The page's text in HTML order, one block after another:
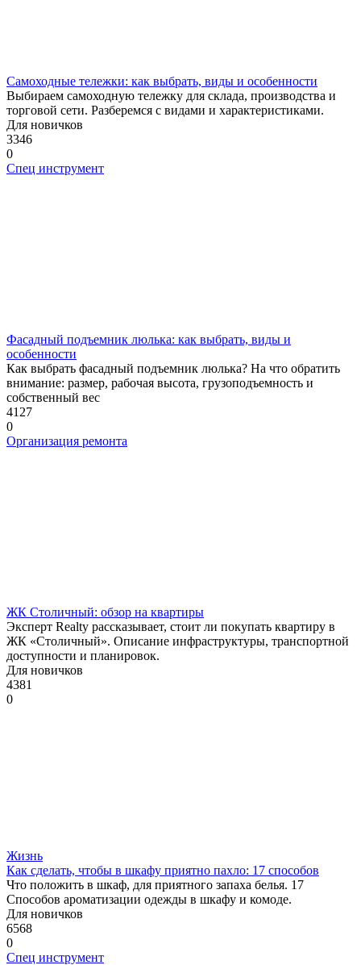
Самоходные тележки: как выбрать, виды и особенности
Выбираем самоходную тележку для склада, производства и
торговой сети. Разберемся с видами и характеристиками.
Для новичков
3346
0
Спец инструмент
Фасадный подъемник люлька: как выбрать, виды и
особенности
Как выбрать фасадный подъемник люлька? На что обратить
внимание: размер, рабочая высота, грузоподъемность и
собственный вес
4127
0
Организация ремонта
ЖК Столичный: обзор на квартиры
Эксперт Realty рассказывает, стоит ли покупать квартиру в
ЖК «Столичный». Описание инфраструктуры, транспортной
доступности и планировок.
Для новичков
4381
0
Жизнь
Как сделать, чтобы в шкафу приятно пахло: 17 способов
Что положить в шкаф, для приятного запаха белья. 17
Способов ароматизации одежды в шкафу и комоде.
Для новичков
6568
0
Спец инструмент